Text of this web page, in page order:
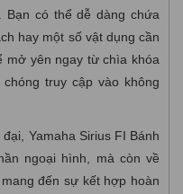
Bạn có thể dễ dàng chứa
hay một số vật dụng cần
mở yên ngay từ chìa khóa
truy cập vào không
Yamaha Sirius FI Bánh
ngoại hình, mà còn về
đến sự kết hợp hoàn